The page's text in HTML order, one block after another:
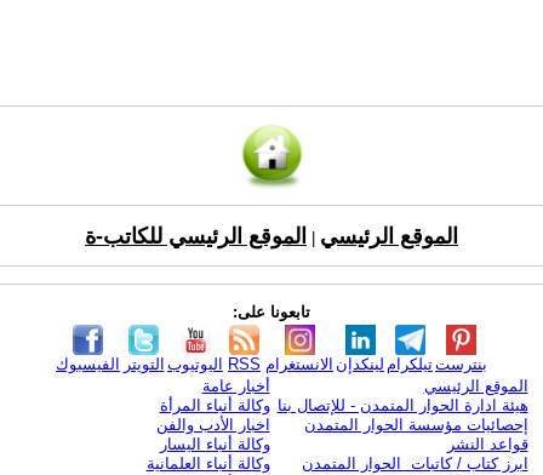
الموقع الرئيسي الموقع الرئيسي للكاتب-ة
تابعونا على:
الفيسبوك التويتر اليوتيوب RSS الانستغرام لينكدإن تيلكرامبنترست
الموقع الرئيسي
هيئة ادارة الحوار المتمدن - للإتصال بنا
إحصائيات مؤسسة الحوار المتمدن
قواعد النشر
ابرز كتاب / كاتبات الحوار المتمدن
أخبار عامة
وكالة أنباء المرأة
اخبار الأدب والفن
وكالة أنباء اليسار
وكالة أنباء العلمانية